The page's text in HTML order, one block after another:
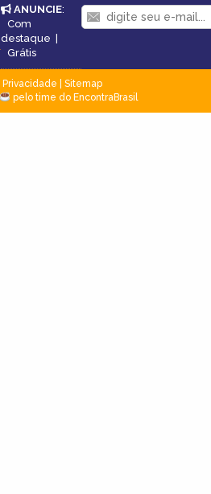
ANUNCIE:
Com
destaque |
Grátis
Privacidade
Sitemap
pelo time do EncontraBrasil